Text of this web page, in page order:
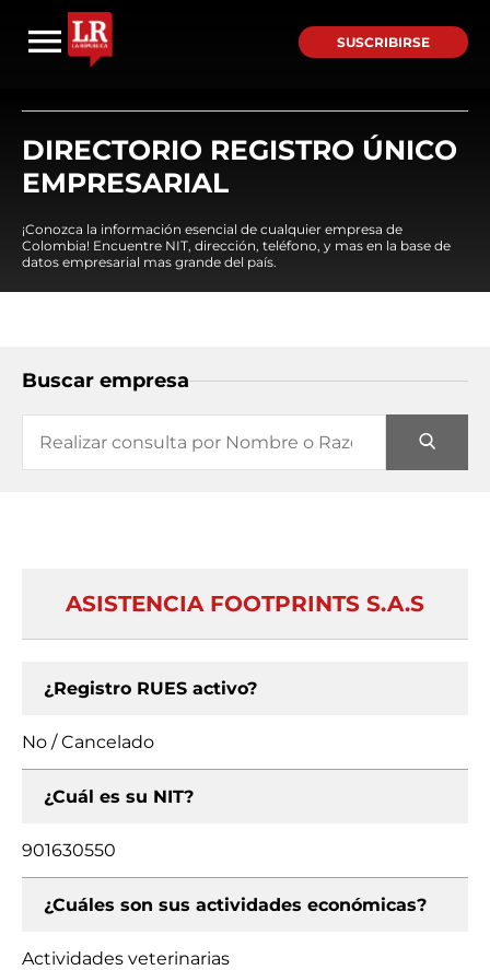
SUSCRIBIRSE
DIRECTORIO REGISTRO ÚNICO
EMPRESARIAL
¡Conozca la información esencial de cualquier empresa de
Colombia! Encuentre NIT, dirección, teléfono, y mas en la base de
datos empresarial mas grande del país.
Buscar empresa
ASISTENCIA FOOTPRINTS S.A.S
¿Registro RUES activo?
No / Cancelado
¿Cuál es su NIT?
901630550
¿Cuáles son sus actividades económicas?
Actividades veterinarias